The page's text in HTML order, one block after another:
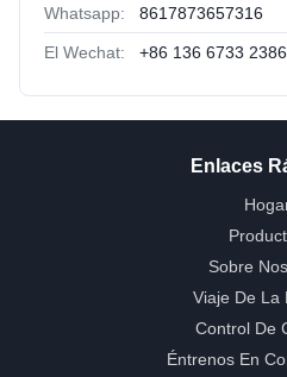
Whatsapp: 8617873657316
El Wechat: +86 136 6733 2386
Enlaces
Sobre
Viaje De La
Control De
Éntrenos En